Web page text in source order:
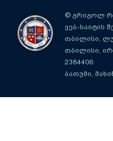
© გრიგოლ
ვებ-საიტის
თბილისი,
თბილისი,
2384406
ბათუმი,